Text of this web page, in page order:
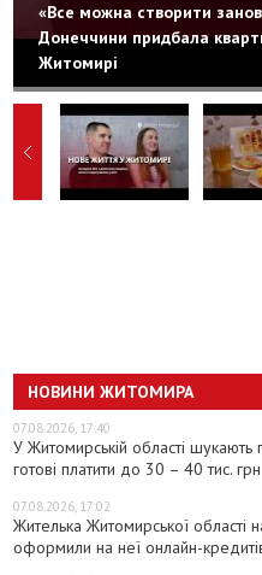
«Все можна створити
Донеччини придбала
Житомирі
НОВИНИ ЖИТОМИРА
07.08.2026, 17:40
У Житомирській області
готові платити до 30 – 40 тис. грн
07.08.2026, 17:02
Жителька Житомирської області
оформили на неї онлайн-